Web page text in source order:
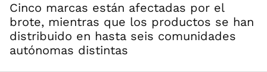
Cinco marcas están afectadas por el
brote, mientras que los productos se han
distribuido en hasta seis comunidades
autónomas distintas